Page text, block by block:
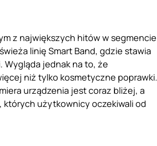
z największych hitów w segmencie
linię Smart Band, gdzie stawia
jednak na to, że
niż tylko kosmetyczne poprawki.
urządzenia jest coraz bliżej, a
użytkownicy oczekiwali od